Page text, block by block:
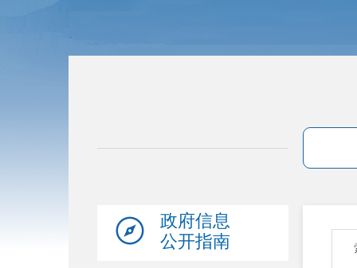
政府信息
公开指南